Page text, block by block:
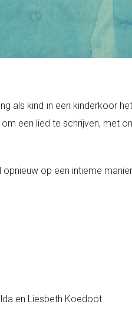
als kind in een kinderkoor
een lied te schrijven, met
op een intieme
en Liesbeth Koedoot.